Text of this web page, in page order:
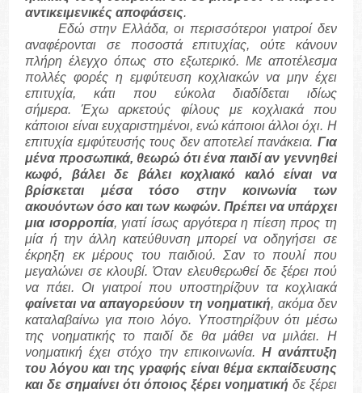
αντικειμενικές αποφάσεις.
Εδώ στην Ελλάδα, οι περισσότεροι γιατροί δεν
αναφέρονται σε ποσοστά επιτυχίας, ούτε κάνουν
πλήρη έλεγχο όπως στο εξωτερικό. Με αποτέλεσμα
πολλές φορές η εμφύτευση κοχλιακών να μην έχει
επιτυχία, κάτι που εύκολα διαδίδεται ιδίως
σήμερα. Έχω αρκετούς φίλους με κοχλιακά που
κάποιοι είναι ευχαριστημένοι, ενώ κάποιοι άλλοι όχι. Η
επιτυχία εμφύτευσής τους δεν αποτελεί πανάκεια. Για
μένα προσωπικά, θεωρώ ότι ένα παιδί αν γεννηθεί
κωφό, βάλει δε βάλει κοχλιακό καλό είναι να
βρίσκεται μέσα τόσο στην κοινωνία των
ακουόντων όσο και των κωφών. Πρέπει να υπάρχει
μια ισορροπία, γιατί ίσως αργότερα η πίεση προς τη
μία ή την άλλη κατεύθυνση μπορεί να οδηγήσει σε
έκρηξη εκ μέρους του παιδιού. Σαν το πουλί που
μεγαλώνει σε κλουβί. Όταν ελευθερωθεί δε ξέρει πού
να πάει. Οι γιατροί που υποστηρίζουν τα κοχλιακά
φαίνεται να απαγορεύουν τη νοηματική, ακόμα δεν
καταλαβαίνω για ποιο λόγο. Υποστηρίζουν ότι μέσω
της νοηματικής το παιδί δε θα μάθει να μιλάει. Η
νοηματική έχει στόχο την επικοινωνία. Η ανάπτυξη
του λόγου και της γραφής είναι θέμα εκπαίδευσης
και δε σημαίνει ότι όποιος ξέρει νοηματική δε ξέρει